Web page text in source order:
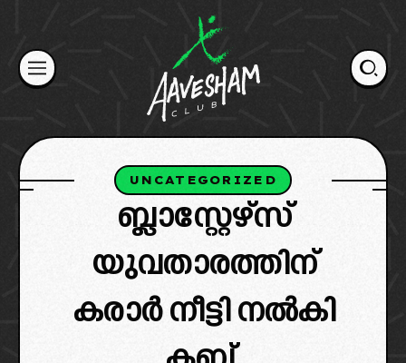
content
UNCATEGORIZED
ബ്ലാസ്റ്റേഴ്‌സ്
യുവതാരത്തിന്
കരാർ നീട്ടി നൽകി